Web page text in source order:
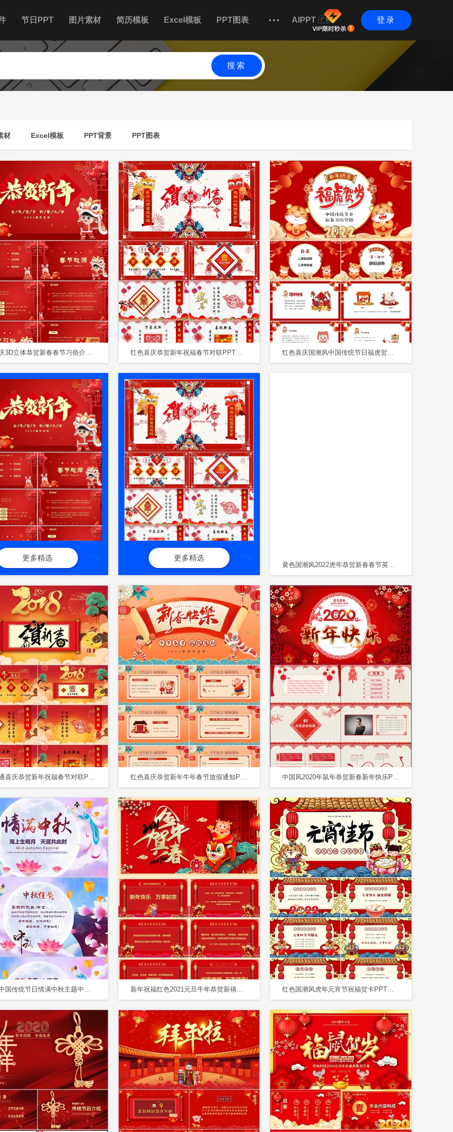
节日PPT 图片素材 简历模板 Excel模板 PPT图表 AIPPT 登录
搜索
材 Excel模板 PPT背景 PPT图表
红色喜庆3D立体恭贺新春春节习俗介绍课件PPT 红色喜庆恭贺新年祝福春节对联PPT模板 红色喜庆国潮风中国传统节日福虎贺岁新年习俗介绍课件PPT春节
更多精选 广告 更多精选 广告
黄色国潮风2022虎年恭贺新春春节英文主题PPT模板
红色卡通喜庆恭贺新年祝福春节对联PPT模板 红色喜庆恭贺新年牛年春节放假通知PPT模板 中国风2020年鼠年恭贺新春新年快乐PPT模板
粉色系中国传统节日情满中秋主题中秋节贺卡PPT 新年祝福红色2021元旦牛年恭贺新禧新年贺卡PPT模板 红色国潮风虎年元宵节祝福贺卡PPT模板